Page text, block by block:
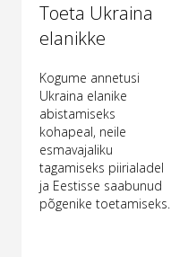
Toeta Ukraina
elanikke
Kogume annetusi
Ukraina elanike
abistamiseks
kohapeal, neile
esmavajaliku
tagamiseks piirialadel
ja Eestisse saabunud
põgenike toetamiseks.